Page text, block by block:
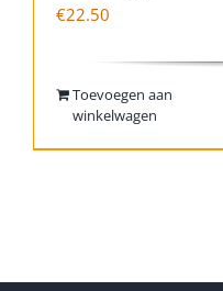
€22.50
Toevoegen aan
winkelwagen